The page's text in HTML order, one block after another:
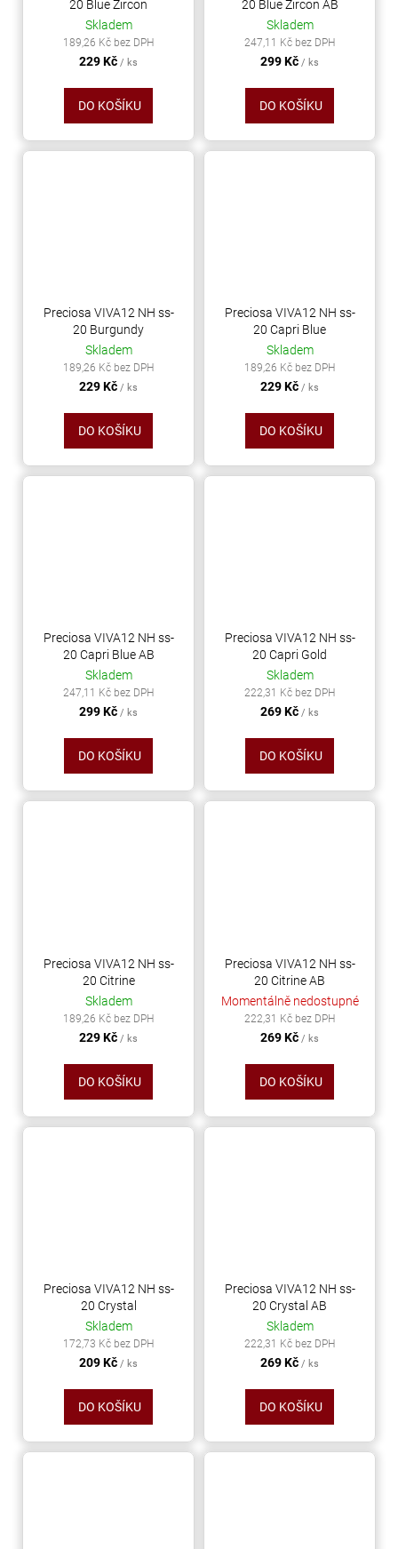
20 Blue Zircon
Skladem
189,26 Kč bez DPH
229 Kč / ks
DO KOŠÍKU
20 Blue Zircon AB
Skladem
247,11 Kč bez DPH
299 Kč / ks
DO KOŠÍKU
Preciosa VIVA12 NH ss-
20 Burgundy
Skladem
189,26 Kč bez DPH
229 Kč / ks
DO KOŠÍKU
Preciosa VIVA12 NH ss-
20 Capri Blue
Skladem
189,26 Kč bez DPH
229 Kč / ks
DO KOŠÍKU
Preciosa VIVA12 NH ss-
20 Capri Blue AB
Skladem
247,11 Kč bez DPH
299 Kč / ks
DO KOŠÍKU
Preciosa VIVA12 NH ss-
20 Capri Gold
Skladem
222,31 Kč bez DPH
269 Kč / ks
DO KOŠÍKU
Preciosa VIVA12 NH ss-
20 Citrine
Skladem
189,26 Kč bez DPH
229 Kč / ks
DO KOŠÍKU
Preciosa VIVA12 NH ss-
20 Citrine AB
Momentálně nedostupné
222,31 Kč bez DPH
269 Kč / ks
DO KOŠÍKU
Preciosa VIVA12 NH ss-
20 Crystal
Skladem
172,73 Kč bez DPH
209 Kč / ks
DO KOŠÍKU
Preciosa VIVA12 NH ss-
20 Crystal AB
Skladem
222,31 Kč bez DPH
269 Kč / ks
DO KOŠÍKU